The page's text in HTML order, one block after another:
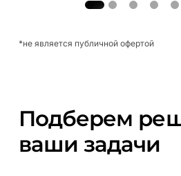
*не является публичной офертой
Подберем
ваши задачи